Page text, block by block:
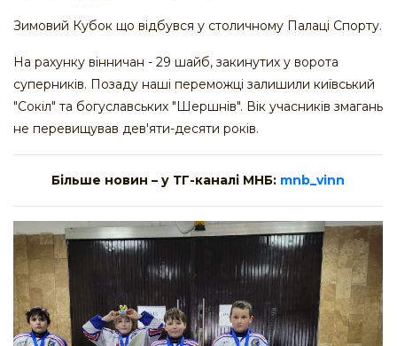
Зимовий Кубок що відбувся у столичному Палаці Спорту.
На рахунку вінничан - 29 шайб, закинутих у ворота
суперників. Позаду наші переможці залишили київський
"Сокіл" та богуславських "Шершнів". Вік учасників змагань
не перевищував дев'яти-десяти років.
Більше новин – у ТГ-каналі МНБ: mnb_vinn